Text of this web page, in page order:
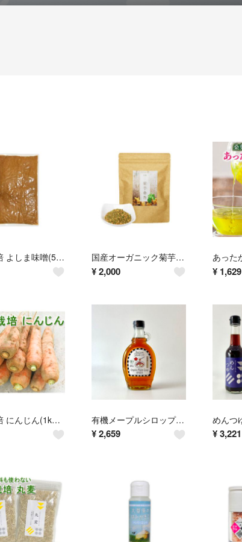
自然栽培 よしま味噌(500g)★じっくりと長期熟成★無添加★無肥料・無農薬★ 国産オーガニック菊芋桑茶(2.5gＸ30包)★有機栽培★無添加★話題の健康茶♪
¥ 2,000 ¥ 1,629
自然栽培 にんじん(1kg)★土のぬくもりと優しさを感じる★無肥料・無農薬★ 有機メープルシロップ アンバー(237ml)★オーガニック楓の原生林から採集♪
¥ 2,659 ¥3,221